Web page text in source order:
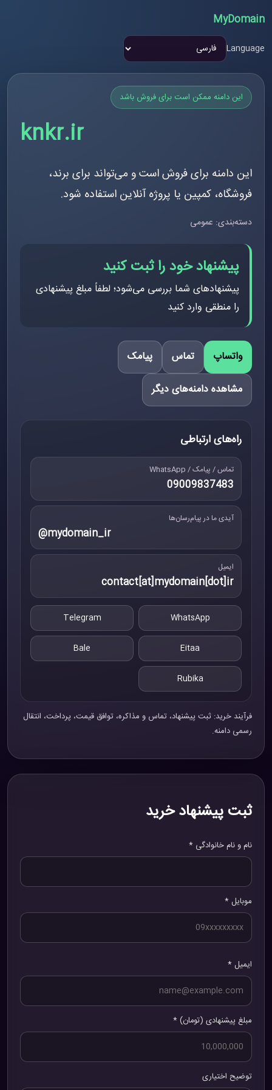
MyDomain
Language
این دامنه ممکن است برای فروش باشد
knkr.ir
این دامنه برای فروش است و می‌تواند برای برند،
فروشگاه، کمپین یا پروژه آنلاین استفاده شود.
دسته‌بندی: عمومی
پیشنهاد خود را ثبت کنید
پیشنهادهای شما بررسی می‌شود؛ لطفاً مبلغ پیشنهادی
را منطقی وارد کنید
واتساپ تماس
پیامک
مشاهده دامنه‌های دیگر
راه‌های ارتباطی
تماس / پیامک / WhatsApp
09009837483
آیدی ما در پیام‌رسان‌ها
@mydomain_ir
ایمیل
contact[at]mydomain[dot]ir
WhatsApp
Telegram
Eitaa
Bale
Rubika
فرآیند خرید: ثبت پیشنهاد، تماس و مذاکره، توافق قیمت، پرداخت، انتقال
رسمی دامنه.
ثبت پیشنهاد خرید
نام و نام خانوادگی *
موبایل *
ایمیل *
مبلغ پیشنهادی (تومان) *
توضیح اختیاری